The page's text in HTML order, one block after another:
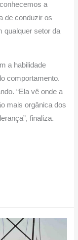
a
de conduzir os
qualquer setor da
a habilidade
comportamento.
“Ela vê onde a
mais orgânica dos
finaliza.